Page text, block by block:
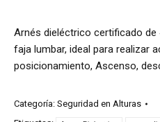
Arnés dieléctrico certificado
faja lumbar, ideal para realizar
posicionamiento, Ascenso,
Categoría: Seguridad en Alturas